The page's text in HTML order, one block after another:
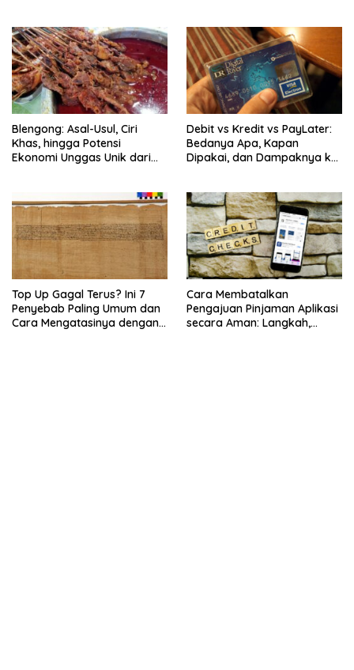
Blengong: Asal-Usul, Ciri
Khas, hingga Potensi
Ekonomi Unggas Unik dari
Debit vs Kredit vs PayLater:
Bedanya Apa, Kapan
Dipakai, dan Dampaknya ke
Top Up Gagal Terus? Ini 7
Penyebab Paling Umum dan
Cara Mengatasinya dengan
Cara Membatalkan
Pengajuan Pinjaman Aplikasi
secara Aman: Langkah,